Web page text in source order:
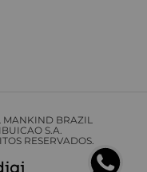
MANKIND BRAZIL
S.A.
RESERVADOS.